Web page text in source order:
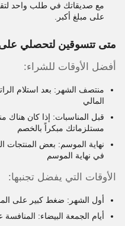
مع صديقاتك في طلب واحد
على مبلغ أكبر.
متى تتسوقين لتحصلي
أفضل الأوقات للشراء:
منتصف الشهر: بعد استلام
المالي
قبل المناسبات: إذا كان
مستلزماتك مبكراً بالخصم
نهاية الموسم: بعض
في نهاية الموسم
الأوقات التي يفضل تجنبها:
أول الشهر: ضغط كبير على
أيام الجمعة البيضاء: